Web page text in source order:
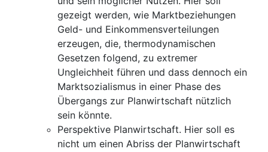
gezeigt werden, wie Marktbeziehungen
Geld- und Einkommensverteilungen
erzeugen, die, thermodynamischen
Gesetzen folgend, zu extremer
Ungleichheit führen und dass dennoch ein
Marktsozialismus in einer Phase des
Übergangs zur Planwirtschaft nützlich
sein könnte.
Perspektive Planwirtschaft. Hier soll es
nicht um einen Abriss der Planwirtschaft